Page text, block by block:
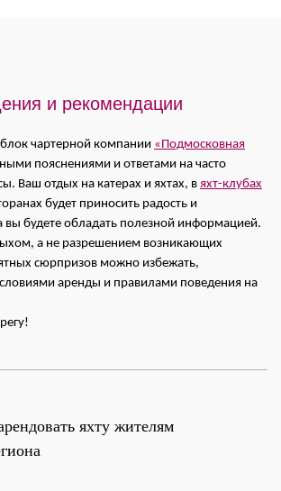
и рекомендации
чартерной компании «Подмосковная
пояснениями и ответами на часто
Ваш отдых на катерах и яхтах, в яхт-клубах
будет приносить радость и
вы будете обладать полезной информацией.
а не разрешением возникающих
сюрпризов можно избежать,
аренды и правилами поведения на
яхту жителям